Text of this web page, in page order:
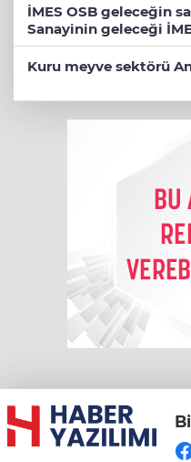
İMES OSB geleceğin
Sanayinin geleceği
Kuru meyve sektörü